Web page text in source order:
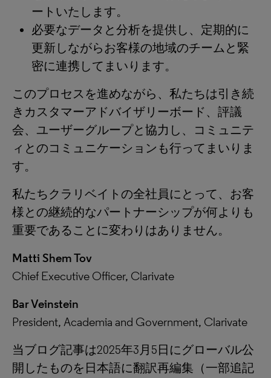
ートいたします。
必要なデータと分析を提供し、定期的に
更新しながらお客様の地域のチームと緊
密に連携してまいります。
このプロセスを進めながら、私たちは引き続
きカスタマーアドバイザリーボード、評議
会、ユーザーグループと協力し、コミュニテ
ィとのコミュニケーションも行ってまいりま
す。
私たちクラリベイトの全社員にとって、お客
様との継続的なパートナーシップが何よりも
重要であることに変わりはありません。
Matti Shem Tov
Chief Executive Officer, Clarivate
Bar Veinstein
President, Academia and Government, Clarivate
当ブログ記事は2025年3月5日にグローバル公
開したものを日本語に翻訳再編集（一部追記